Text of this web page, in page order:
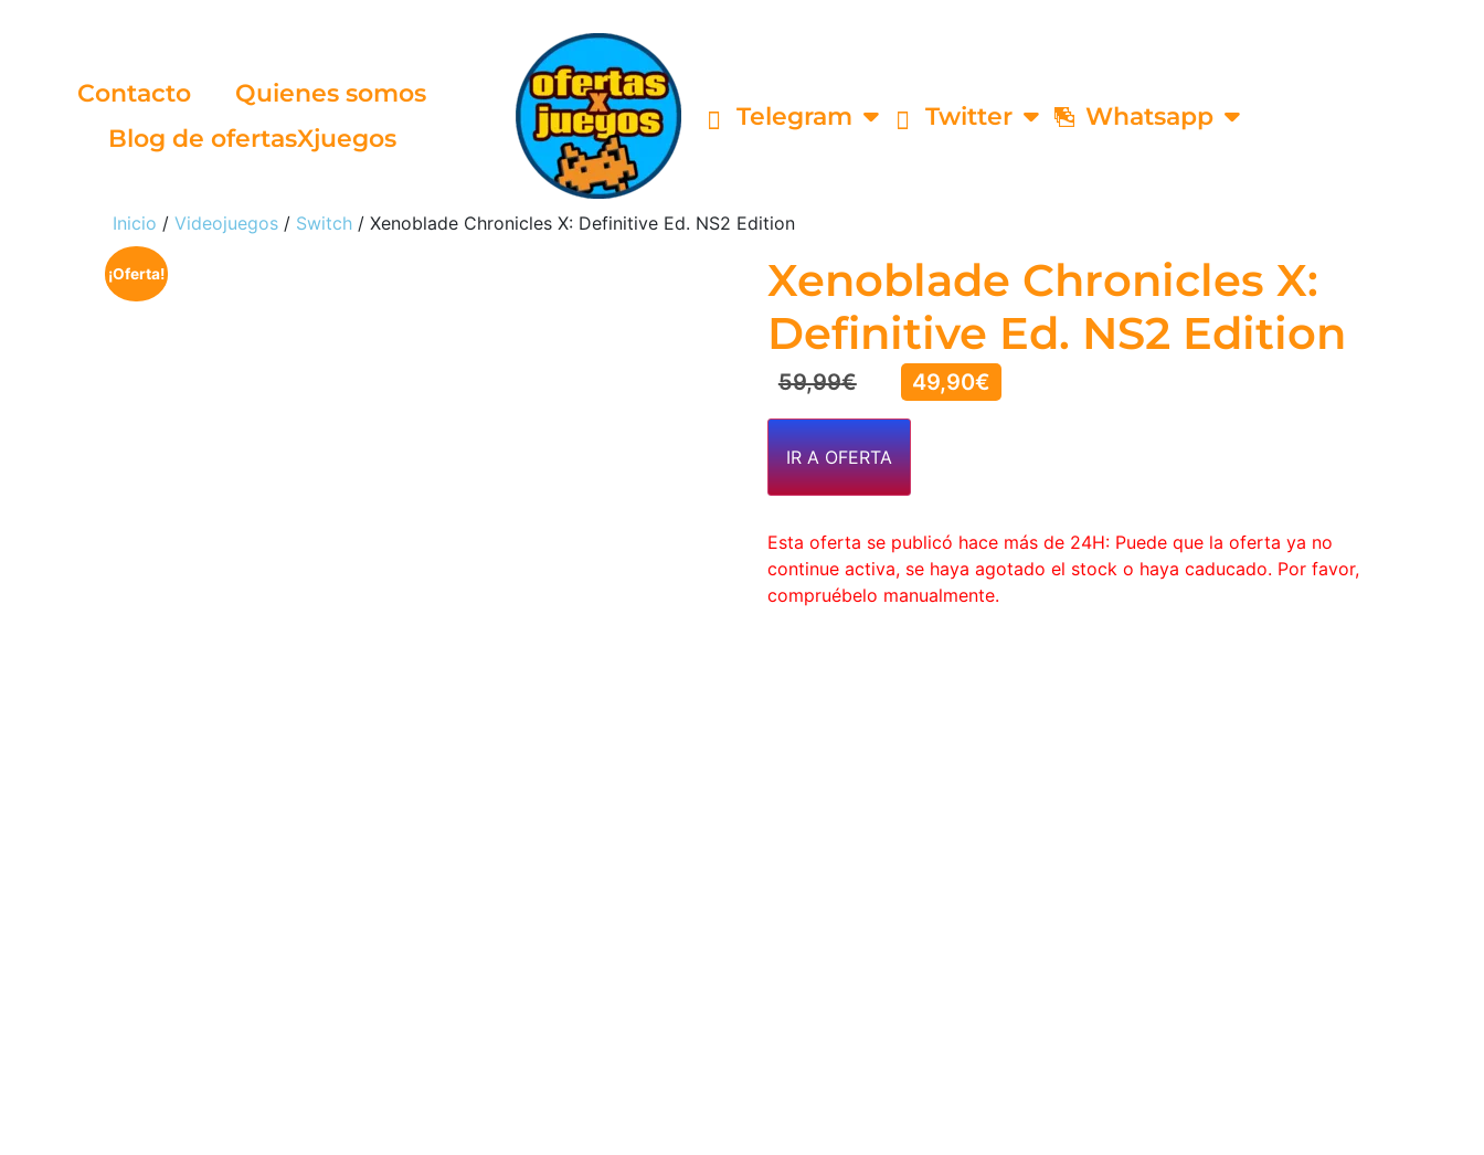
Contacto
Quienes somos
Blog de ofertasXjuegos
Telegram Twitter Whatsapp
Inicio / Videojuegos / Switch / Xenoblade Chronicles X: Definitive Ed. NS2 Edition
¡Oferta!
Xenoblade Chronicles X:
Definitive Ed. NS2 Edition
59,99€ 49,90€
IR A OFERTA
Esta oferta se publicó hace más de 24H: Puede que la oferta ya no
continue activa, se haya agotado el stock o haya caducado. Por favor,
compruébelo manualmente.